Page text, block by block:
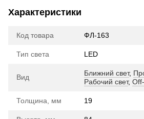
Характеристики
Код товара ФЛ-163
Тип света LED
Вид Ближний свет,
Рабочий свет,
Толщина, мм 19